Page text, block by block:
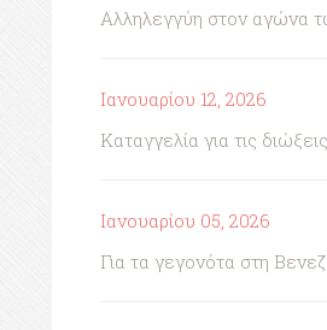
Αλληλεγγύη στον αγώνα
Ιανουαρίου 12, 2026
Καταγγελία για τις
Ιανουαρίου 05, 2026
Για τα γεγονότα στη